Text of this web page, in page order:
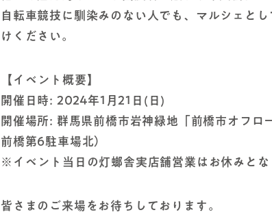
自転車競技に馴染みのない人でも、マルシェと
けください。
【イベント概要】
開催日時: 2024年1月21日(日)
開催場所: 群馬県前橋市岩神緑地「前橋市オフロ
前橋第6駐車場北）
※イベント当日の灯螂舎実店舗営業はお休みとな
皆さまのご来場をお待ちしております。